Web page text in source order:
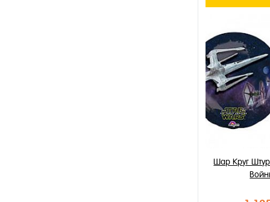
Купить в 1
В избранное
В наличии
Шар Круг